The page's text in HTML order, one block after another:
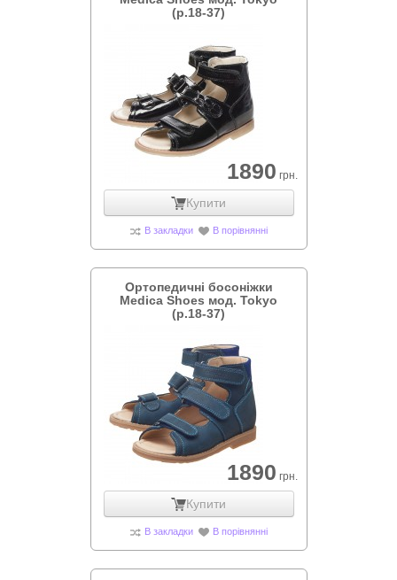
(р.18-37)
1890 грн.
Купити
В закладки В порівнянні
Ортопедичні босоніжки
Medica Shoes мод. Tokyo
(р.18-37)
1890 грн.
Купити
В закладки В порівнянні